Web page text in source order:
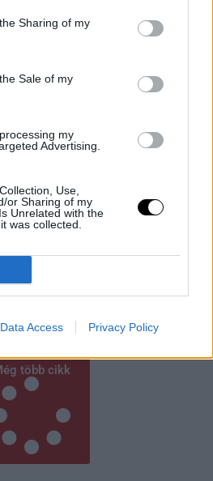
Sharing of my
Sale of my
my
Advertising.
Use,
or Sharing of my
Unrelated with the
was collected.
Data Access Privacy Policy
Három Halott Seattle
letartóztattak, egy
miután lövöldözés tört ki a
ételfesztiválon, ahol három
2026
több cikk